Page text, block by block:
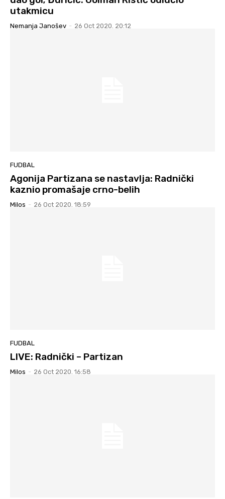
utakmicu
Nemanja Janošev - 26 Oct 2020. 20:12
FUDBAL
Agonija Partizana se nastavlja: Radnički
kaznio promašaje crno-belih
Milos - 26 Oct 2020. 18:59
FUDBAL
LIVE: Radnički – Partizan
Milos - 26 Oct 2020. 16:58